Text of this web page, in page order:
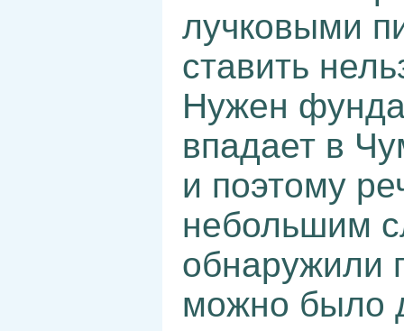
лучковыми
ставить
Нужен
впадает в
и поэтому
небольшим
обнаружили
можно было